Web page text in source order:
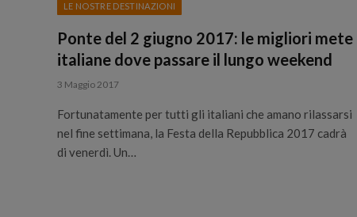
LE NOSTRE DESTINAZIONI
Ponte del 2 giugno 2017: le migliori mete
italiane dove passare il lungo weekend
3 Maggio 2017
Fortunatamente per tutti gli italiani che amano rilassarsi
nel fine settimana, la Festa della Repubblica 2017 cadrà
di venerdì. Un…